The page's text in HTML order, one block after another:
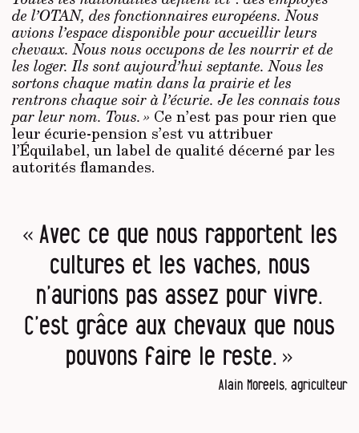
de l’OTAN, des fonctionnaires européens. Nous
avions l’espace disponible pour accueillir leurs
chevaux. Nous nous occupons de les nourrir et de
les loger. Ils sont aujourd’hui septante. Nous les
sortons chaque matin dans la prairie et les
rentrons chaque soir à l’écurie. Je les connais tous
par leur nom. Tous. » Ce n’est pas pour rien que
leur écurie-pension s’est vu attribuer
l’Équilabel, un label de qualité décerné par les
autorités flamandes.
« Avec ce que nous rapportent les
cultures et les vaches, nous
n’aurions pas assez pour vivre.
C’est grâce aux chevaux que nous
pouvons faire le reste. »
Alain Moreels, agriculteur